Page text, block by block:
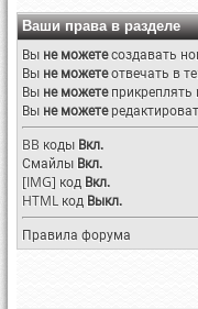
Ваши права в разделе
Вы не можетесоздавать
Вы не можетеотвечать в
Вы не можетеприкреплять
Вы не можете
BB коды Вкл.
Смайлы Вкл.
[IMG] код Вкл.
HTML код Выкл.
Правила форума